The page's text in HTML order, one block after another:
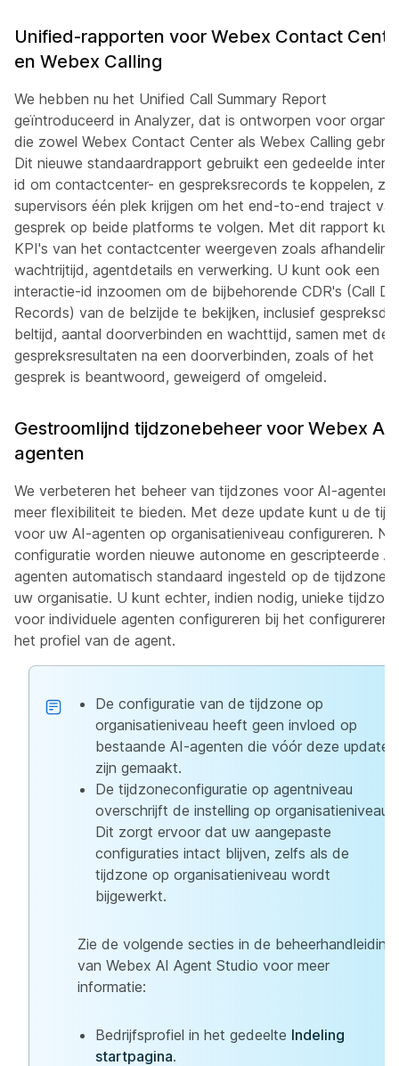
Unified-rapporten voor Webex Contact
en Webex Calling
We hebben nu het Unified Call Summary Report
geïntroduceerd in Analyzer, dat is ontworpen voor
die zowel Webex Contact Center als Webex Calling
Dit nieuwe standaardrapport gebruikt een gedeelde
id om contactcenter- en gespreksrecords te koppelen,
supervisors één plek krijgen om het end-to-end traject
gesprek op beide platforms te volgen. Met dit rapport
KPI's van het contactcenter weergeven zoals
wachtrijtijd, agentdetails en verwerking. U kunt ook een
interactie-id inzoomen om de bijbehorende CDR's (Call
Records) van de belzijde te bekijken, inclusief
beltijd, aantal doorverbinden en wachttijd, samen met de
gespreksresultaten na een doorverbinden, zoals of het
gesprek is beantwoord, geweigerd of omgeleid.
Gestroomlijnd tijdzonebeheer voor Webex AI-
agenten
We verbeteren het beheer van tijdzones voor AI-agenten
meer flexibiliteit te bieden. Met deze update kunt u de
voor uw AI-agenten op organisatieniveau configureren.
configuratie worden nieuwe autonome en gescripteerde
agenten automatisch standaard ingesteld op de tijdzone
uw organisatie. U kunt echter, indien nodig, unieke
voor individuele agenten configureren bij het configureren
het profiel van de agent.
De configuratie van de tijdzone op
organisatieniveau heeft geen invloed op
bestaande AI-agenten die vóór deze update
zijn gemaakt.
De tijdzoneconfiguratie op agentniveau
overschrijft de instelling op organisatieniveau.
Dit zorgt ervoor dat uw aangepaste
configuraties intact blijven, zelfs als de
tijdzone op organisatieniveau wordt
bijgewerkt.
Zie de volgende secties in de beheerhandleiding
van Webex AI Agent Studio voor meer
informatie:
Bedrijfsprofiel in het gedeelte Indeling
startpagina.